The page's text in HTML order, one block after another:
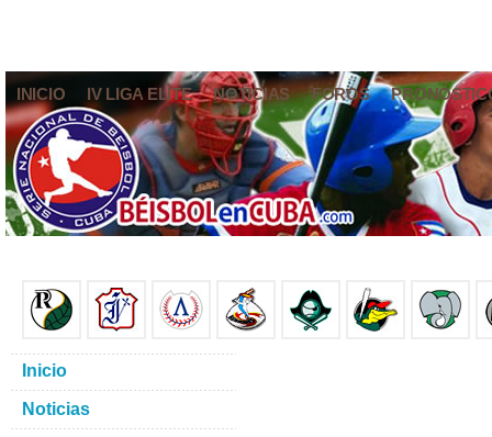
INICIO IV LIGA ELITE NOTICIAS FOROS
Inicio
Noticias